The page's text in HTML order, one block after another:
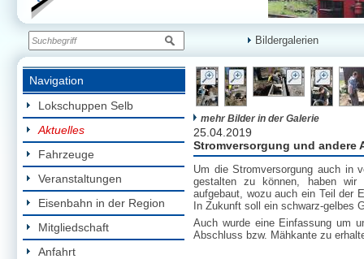
Bildergalerien
Navigation
Lokschuppen Selb
Aktuelles
Fahrzeuge
Veranstaltungen
Eisenbahn in der Region
Mitgliedschaft
Anfahrt
mehr Bilder in der Galerie
25.04.2019
Stromversorgung und andere
Um die Stromversorgung auch in
gestalten zu können, haben
aufgebaut, wozu auch ein Teil der
In Zukunft soll ein schwarz-gelbes
Auch wurde eine Einfassung um
Abschluss bzw. Mähkante zu